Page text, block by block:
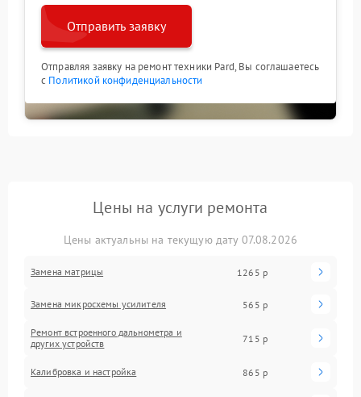
Отправить заявку
Отправляя заявку на ремонт техники Pard, Вы соглашаетесь
с Политикой конфиденциальности
Цены на услуги ремонта
Цены актуальны на текущую дату 07.08.2026
Замена матрицы 1265 р
Замена микросхемы усилителя 565 р
Ремонт встроенного дальнометра и
других устройств
715 р
Калибровка и настройка 865 р